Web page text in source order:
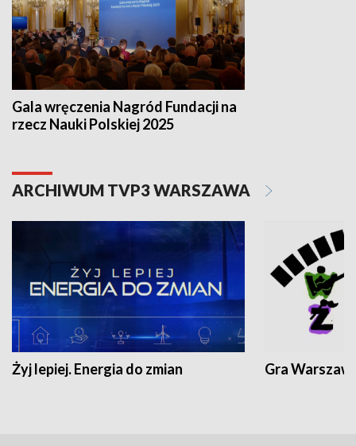
Gala wręczenia Nagród Fundacji na
rzecz Nauki Polskiej 2025
ARCHIWUM TVP3 WARSZAWA
Żyj lepiej. Energia do zmian Gra